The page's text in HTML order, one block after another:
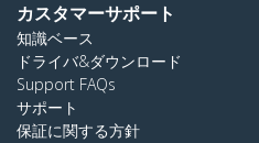
カスタマーサポート
知識ベース
ドライバ&ダウンロード
Support FAQs
サポート
保証に関する方針